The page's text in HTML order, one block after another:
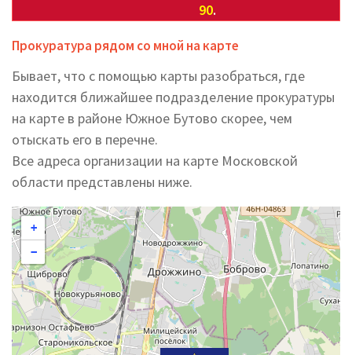
90.
Прокуратура рядом со мной на карте
Бывает, что с помощью карты разобраться, где
находится ближайшее подразделение прокуратуры
на карте в районе Южное Бутово скорее, чем
отыскать его в перечне.
Все адреса организации на карте Московской
области представлены ниже.
+
−